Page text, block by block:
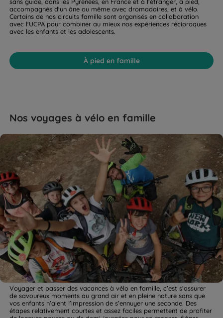
sans guide, dans les Pyrénées, en France et à l'étranger, à pied,
accompagnés d'un âne ou même avec dromadaires, et à vélo.
Certains de nos circuits famille sont organisés en collaboration
avec l'UCPA pour combiner au mieux nos expériences réciproques
avec les enfants et les adolescents.
À pied en famille
Nos voyages à vélo en famille
Voyager et passer des vacances à vélo en famille, c’est s’assurer
de savoureux moments au grand air et en pleine nature sans que
vos enfants n’aient l’impression de s’ennuyer une seconde. Des
étapes relativement courtes et assez faciles permettent de profiter